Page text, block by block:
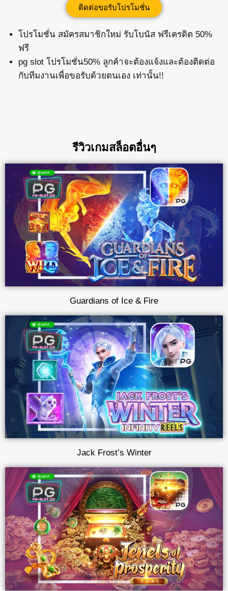
ติดต่อขอรับโปรโมชั่น
โปรโมชั่น สมัครสมาชิกใหม่ รับโบนัส ฟรีเครดิต 50%
ฟรี
pg slot โปรโมชั่น50% ลูกค้าจะต้องแจ้งและต้องติดต่อ
กับทีมงานเพื่อขอรับด้วยตนเอง เท่านั้น!!
รีวิวเกมสล็อตอื่นๆ
Guardians of Ice & Fire
Jack Frost’s Winter